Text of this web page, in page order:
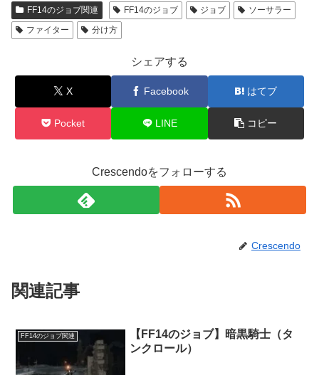
FF14のジョブ関連 FF14のジョブ ジョブ
ソーサラー
ファイター
分け方
シェアする
X Facebook はてブ
Pocket LINE コピー
Crescendoをフォローする
Crescendo
関連記事
FF14のジョブ関連
【FF14のジョブ】暗黒騎士（タ
ンクロール）